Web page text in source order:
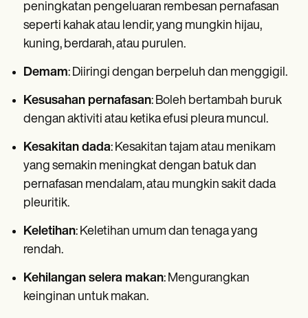
peningkatan pengeluaran rembesan pernafasan
seperti kahak atau lendir, yang mungkin hijau,
kuning, berdarah, atau purulen.
Demam: Diiringi dengan berpeluh dan menggigil.
Kesusahan pernafasan: Boleh bertambah buruk
dengan aktiviti atau ketika efusi pleura muncul.
Kesakitan dada: Kesakitan tajam atau menikam
yang semakin meningkat dengan batuk dan
pernafasan mendalam, atau mungkin sakit dada
pleuritik.
Keletihan: Keletihan umum dan tenaga yang
rendah.
Kehilangan selera makan: Mengurangkan
keinginan untuk makan.